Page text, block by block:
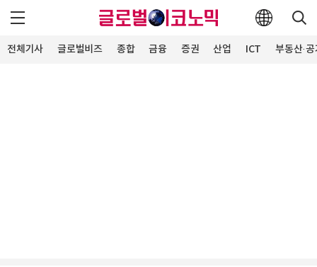
전체기사 글로벌비즈 종합 금융 증권 산업 ICT 부동산·